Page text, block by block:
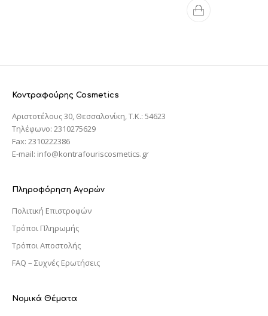
Κοντραφούρης Cosmetics
Αριστοτέλους 30, Θεσσαλονίκη, T.K.: 54623
Τηλέφωνο: 2310275629
Fax: 2310222386
E-mail: info@kontrafouriscosmetics.gr
Πληροφόρηση Αγορών
Πολιτική Επιστροφών
Τρόποι Πληρωμής
Τρόποι Αποστολής
FAQ – Συχνές Ερωτήσεις
Νομικά Θέματα